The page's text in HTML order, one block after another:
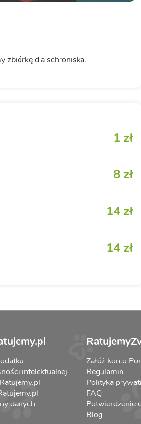
zbiórkę dla schroniska.
1 zł
8 zł
14 zł
14 zł
intelektualnej
danych
Załóż konto
Regulamin
Polityka
FAQ
Potwierdzenie
Blog